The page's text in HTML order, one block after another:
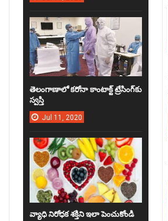
తెలంగాణాలో కరోనా కాంటాక్ట్‌ ట్రేసింగ్‌కు
స్వ‌స్తి
Jul 11, 2020
వ్యాధి నిరోధ‌క శ‌క్తిని ఇలా పెంచుకోండి